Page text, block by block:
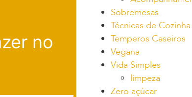
no
Sobremesas
Técnicas de Cozinha
Temperos Caseiros
Vegana
Vida Simples
limpeza
Zero açúcar